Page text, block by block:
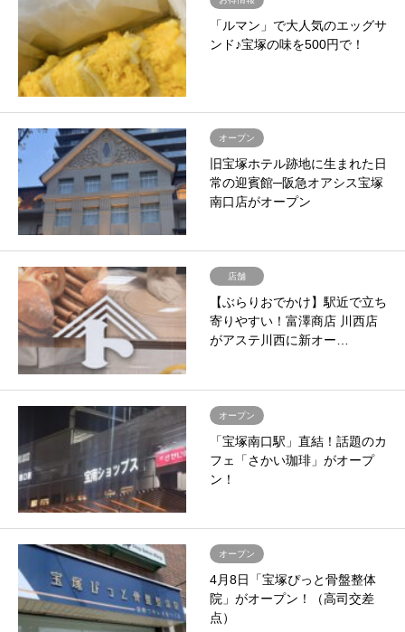
「ルマン」で大人気のエッグサ
ンド♪宝塚の味を500円で！
オープン
旧宝塚ホテル跡地に生まれた日
常の迎賓館─阪急オアシス宝塚
南口店がオープン
店舗
【ぶらりおでかけ】駅近で立ち
寄りやすい！富澤商店 川西店
がアステ川西に新オー…
オープン
「宝塚南口駅」直結！話題のカ
フェ「さかい珈琲」がオープ
ン！
オープン
4月8日「宝塚ぴっと骨盤整体
院」がオープン！（高司交差
点）